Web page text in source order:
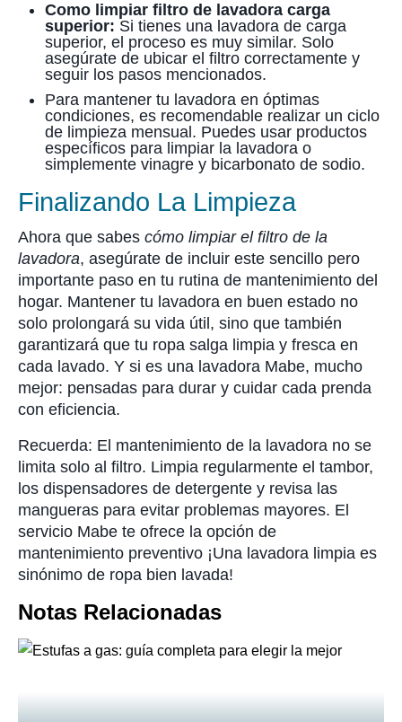
Como limpiar filtro de lavadora carga
superior: Si tienes una lavadora de carga
superior, el proceso es muy similar. Solo
asegúrate de ubicar el filtro correctamente y
seguir los pasos mencionados.
Para mantener tu lavadora en óptimas
condiciones, es recomendable realizar un ciclo
de limpieza mensual. Puedes usar productos
específicos para limpiar la lavadora o
simplemente vinagre y bicarbonato de sodio.
Finalizando La Limpieza
Ahora que sabes cómo limpiar el filtro de la
lavadora, asegúrate de incluir este sencillo pero
importante paso en tu rutina de mantenimiento del
hogar. Mantener tu lavadora en buen estado no
solo prolongará su vida útil, sino que también
garantizará que tu ropa salga limpia y fresca en
cada lavado. Y si es una lavadora Mabe, mucho
mejor: pensadas para durar y cuidar cada prenda
con eficiencia.
Recuerda: El mantenimiento de la lavadora no se
limita solo al filtro. Limpia regularmente el tambor,
los dispensadores de detergente y revisa las
mangueras para evitar problemas mayores. El
servicio Mabe te ofrece la opción de
mantenimiento preventivo ¡Una lavadora limpia es
sinónimo de ropa bien lavada!
Notas Relacionadas